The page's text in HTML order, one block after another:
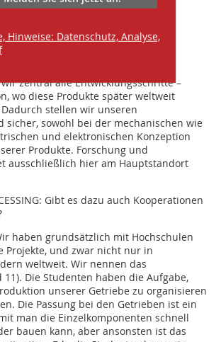
die sich mit solchen Fragen
haben eine eigene zentrale
mit einem angegliederten
ersten Konzept bis zum fertigen
zentral alle Entwicklungsschritte –
wo diese Produkte später weltweit
stellen wir unseren
sicher, sowohl bei der mechanischen wie
und elektronischen Konzeption
Produkte. Forschung und
ausschließlich hier am Hauptstandort
Gibt es dazu auch Kooperationen
haben grundsätzlich mit Hochschulen
Projekte, und zwar nicht nur in
weltweit. Wir nennen das
Die Studenten haben die Aufgabe,
unserer Getriebe zu organisieren
Die Passung bei den Getrieben ist ein
man die Einzelkomponenten schnell
bauen kann, aber ansonsten ist das
Hinweise: Datenschutz, Analyse,